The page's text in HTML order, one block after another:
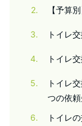
2 【予算
3 トイレ
4 トイレ
5
トイレ
つの依
6
トイレ